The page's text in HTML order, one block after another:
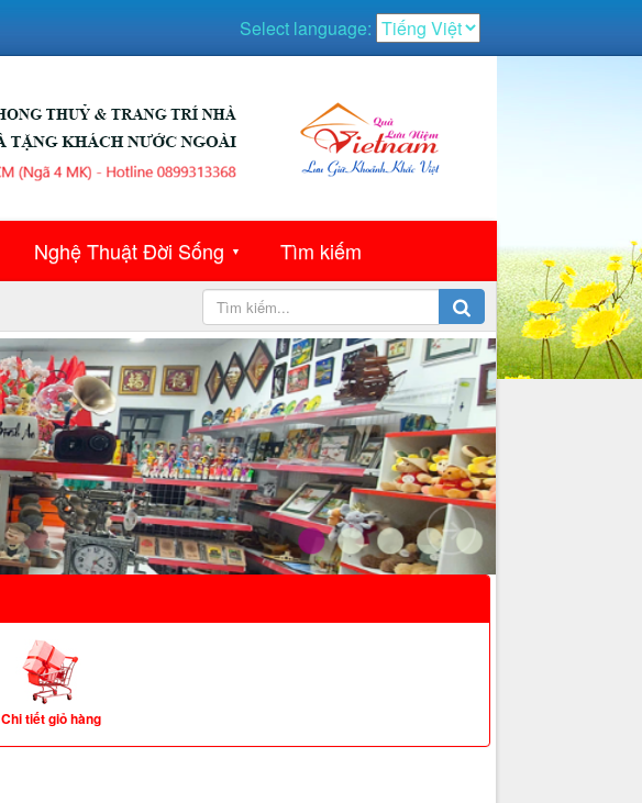
Nghệ Thuật Đời Sống ▼ Tìm kiếm
Select language:
Chi tiết giỏ hàng